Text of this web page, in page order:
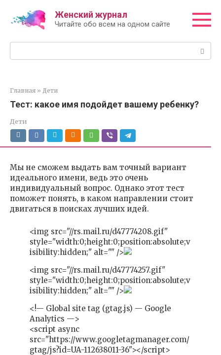
контенту
Женский журнал
Читайте обо всем на одном сайте
Главная » Дети
Тест: какое имя подойдет вашему ребенку?
Дети
Мы не сможем выдать вам точный вариант
идеального имени, ведь это очень
индивидуальный вопрос. Однако этот тест
поможет понять, в каком направлении стоит
двигаться в поисках лучших идей.
<img src="//rs.mail.ru/d47774208.gif"
style="width:0;height:0;position:absolute;v
isibility:hidden;" alt="" />
<img src="//rs.mail.ru/d47774257.gif"
style="width:0;height:0;position:absolute;v
isibility:hidden;" alt="" />
<!— Global site tag (gtag.js) — Google
Analytics —>
<script async
src="https://www.googletagmanager.com/
gtag/js?id=UA-112638011-36"></script>